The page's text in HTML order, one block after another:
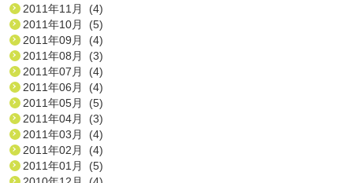
2011年11月 (4)
2011年10月 (5)
2011年09月 (4)
2011年08月 (3)
2011年07月 (4)
2011年06月 (4)
2011年05月 (5)
2011年04月 (3)
2011年03月 (4)
2011年02月 (4)
2011年01月 (5)